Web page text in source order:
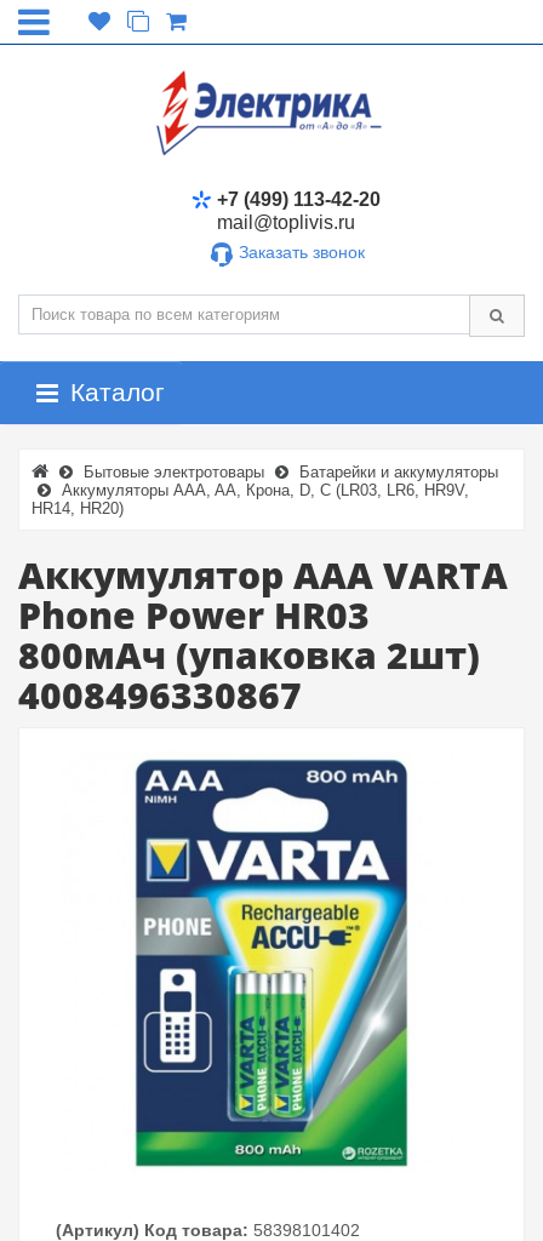
+7 (499) 113-42-20
mail@toplivis.ru
Заказать звонок
Каталог
Бытовые электротовары
Батарейки и аккумуляторы
Аккумуляторы AAA, AA, Крона, D, C (LR03, LR6, HR9V,
HR14, HR20)
Аккумулятор AAA VARTA
Phone Power HR03
800мАч (упаковка 2шт)
4008496330867
(Артикул) Код товара: 58398101402